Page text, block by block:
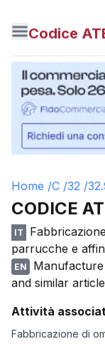
Codice
Home /C /32 /
CODICE
IT
parrucche e
EN
and similar
Attività
Fabbricazione di